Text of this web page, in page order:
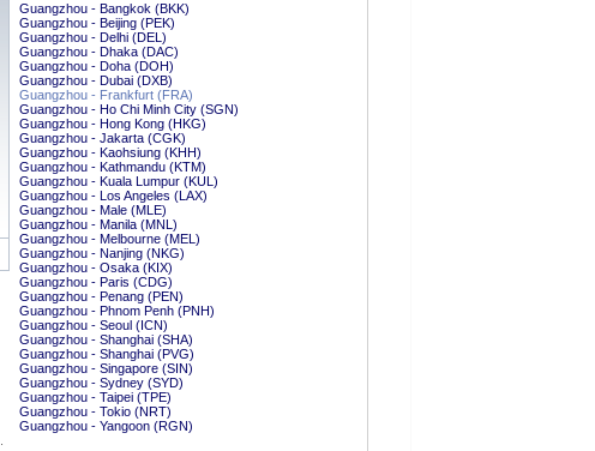
Guangzhou - Bangkok (BKK)
Guangzhou - Beijing (PEK)
Guangzhou - Delhi (DEL)
Guangzhou - Dhaka (DAC)
Guangzhou - Doha (DOH)
Guangzhou - Dubai (DXB)
Guangzhou - Frankfurt (FRA)
Guangzhou - Ho Chi Minh City (SGN)
Guangzhou - Hong Kong (HKG)
Guangzhou - Jakarta (CGK)
Guangzhou - Kaohsiung (KHH)
Guangzhou - Kathmandu (KTM)
Guangzhou - Kuala Lumpur (KUL)
Guangzhou - Los Angeles (LAX)
Guangzhou - Male (MLE)
Guangzhou - Manila (MNL)
Guangzhou - Melbourne (MEL)
Guangzhou - Nanjing (NKG)
Guangzhou - Osaka (KIX)
Guangzhou - Paris (CDG)
Guangzhou - Penang (PEN)
Guangzhou - Phnom Penh (PNH)
Guangzhou - Seoul (ICN)
Guangzhou - Shanghai (SHA)
Guangzhou - Shanghai (PVG)
Guangzhou - Singapore (SIN)
Guangzhou - Sydney (SYD)
Guangzhou - Taipei (TPE)
Guangzhou - Tokio (NRT)
Guangzhou - Yangoon (RGN)